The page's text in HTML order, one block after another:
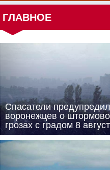
ГЛАВНОЕ
Спасатели
воронежцев о
грозах с градом 8